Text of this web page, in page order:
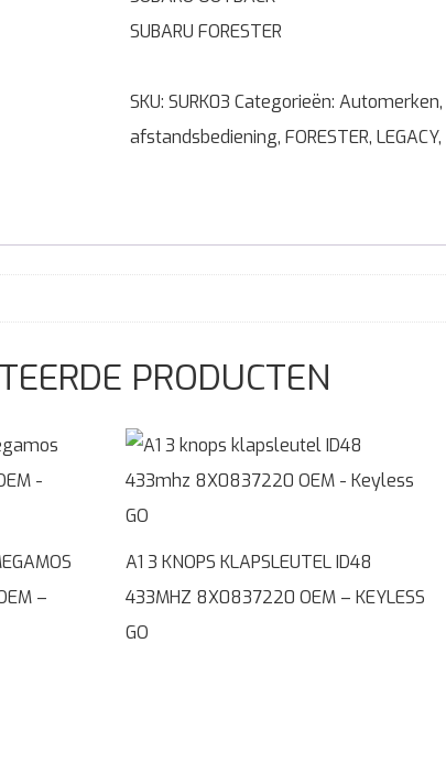
SUBARU FORESTER
SKU: SURK03 Categorieën: Automerken,
afstandsbediening, FORESTER, LEGACY,
PRODUCTEN
–
A1 3 KNOPS KLAPSLEUTEL ID48
433MHZ 8X0837220 OEM – KEYLESS
GO